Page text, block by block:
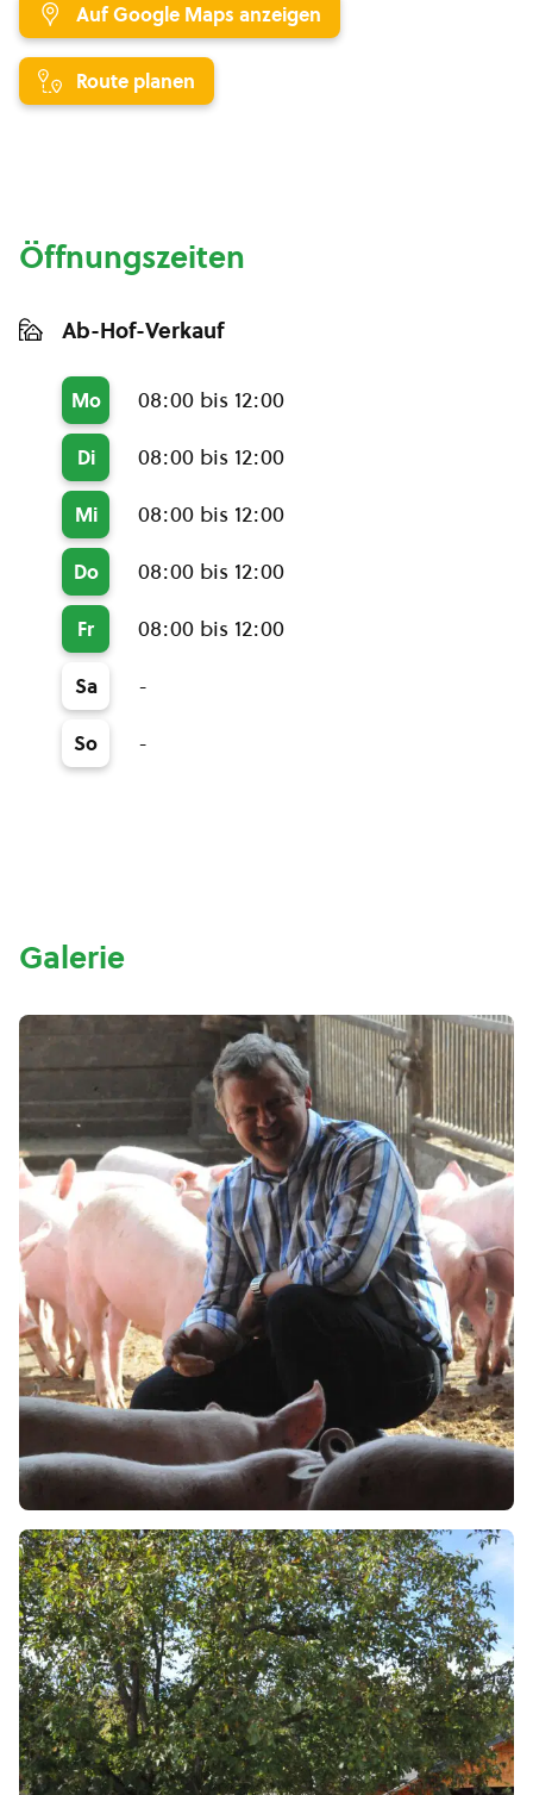
Auf Google Maps anzeigen
Route planen
Öffnungszeiten
Ab-Hof-Verkauf
Mo 08:00 bis 12:00
Di 08:00 bis 12:00
Mi 08:00 bis 12:00
Do 08:00 bis 12:00
Fr 08:00 bis 12:00
Sa -
So -
Galerie